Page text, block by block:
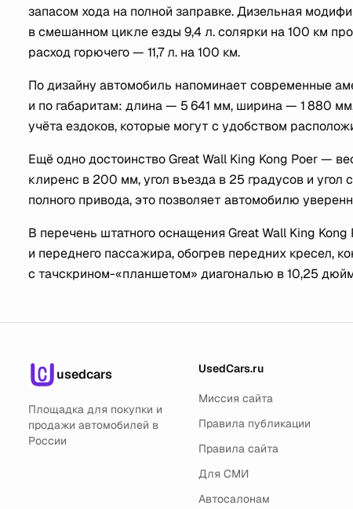
запасом хода на полной заправке. Дизельная
в смешанном цикле езды 9,4 л. солярки на 100 км
расход горючего — 11,7 л. на 100 км.
По дизайну автомобиль напоминает современные
и по габаритам: длина — 5 641 мм, ширина — 1 880
учёта ездоков, которые могут с удобством
Ещё одно достоинство Great Wall King Kong Poer —
клиренс в 200 мм, угол въезда в 25 градусов и
полного привода, это позволяет автомобилю
В перечень штатного оснащения Great Wall King
и переднего пассажира, обогрев передних кресел,
с тачскрином-«планшетом» диагональю в 10,25
usedcars
Площадка для покупки и
продажи автомобилей в
России
UsedCars.ru
Миссия сайта
Правила публикации
Правила сайта
Для СМИ
Автосалонам